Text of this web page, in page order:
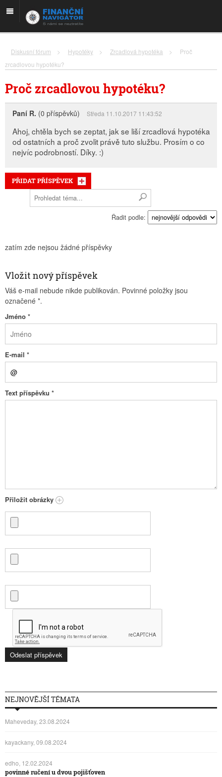
Diskusní fórum > Hypotéky > Zrcadlová hypotéka >
Proč
zrcadlovou hypotéku?
Proč zrcadlovou hypotéku?
Paní R. (0 příspěvků) Středa 11.10.2017 11:43:52
Ahoj, chtěla bych se zeptat, jak se liší zrcadlová hypotéka
od ostatních a proč zvolit právě tuto službu. Prosím o co
nejvíc podrobností. Díky. :)
PŘIDAT PŘÍSPĚVEK
Řadit podle:
zatím zde nejsou žádné příspěvky
Vložit nový příspěvek
Váš e-mail nebude nikde publikován. Povinné položky jsou
označené *.
Jméno *
E-mail *
Text příspěvku *
Přiložit obrázky
NEJNOVĚJŠÍ TÉMATA
Maheveday, 23.08.2024
kayackany, 09.08.2024
edho, 12.02.2024
povinné ručení u dvou pojišťoven